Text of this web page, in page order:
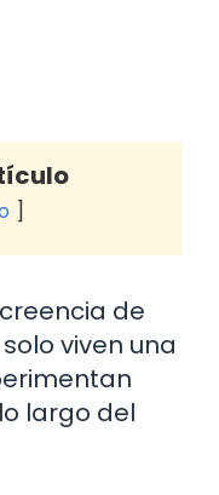
de
viven una
largo del